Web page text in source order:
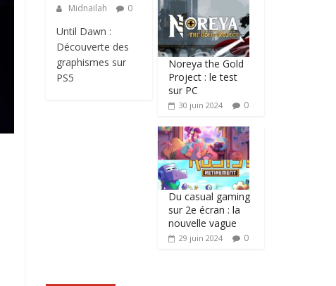
Midnailah
0
Until Dawn :
Découverte des
graphismes sur
PS5
Noreya the Gold
Project : le test
sur PC
30 juin 2024 0
Du casual gaming
sur 2e écran : la
nouvelle vague
29 juin 2024 0